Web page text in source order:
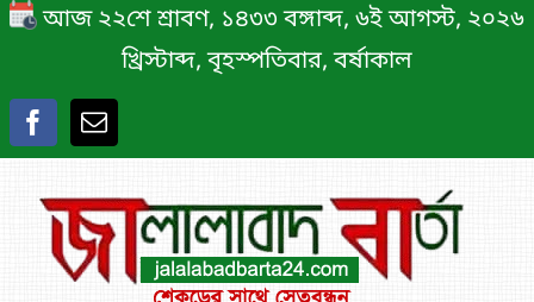
Skip
content
আজ ২২শে শ্রাবণ, ১৪৩৩ বঙ্গাব্দ, ৬ই আগস্ট, ২০২৬
খ্রিস্টাব্দ, বৃহস্পতিবার, বর্ষাকাল